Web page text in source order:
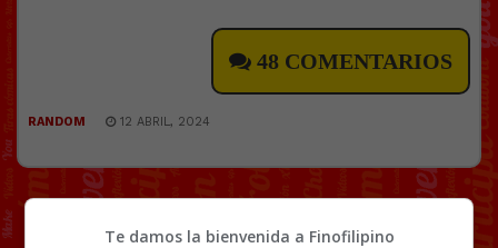
48 COMENTARIOS
RANDOM 12 ABRIL, 2024
Te damos la bienvenida a Finofilipino